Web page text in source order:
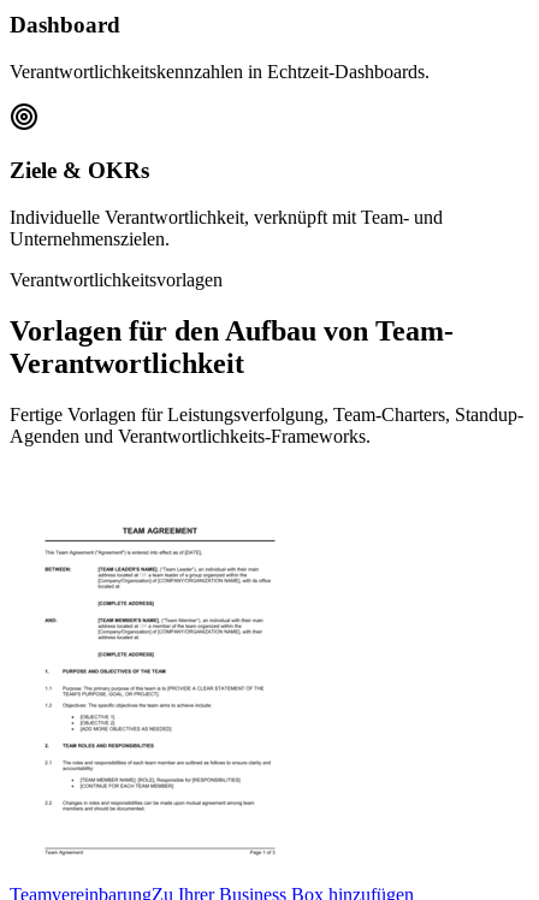
Dashboard
Verantwortlichkeitskennzahlen in Echtzeit-Dashboards.
Ziele & OKRs
Individuelle Verantwortlichkeit, verknüpft mit Team- und
Unternehmenszielen.
Verantwortlichkeitsvorlagen
Vorlagen für den Aufbau von Team-
Verantwortlichkeit
Fertige Vorlagen für Leistungsverfolgung, Team-Charters, Standup-
Agenden und Verantwortlichkeits-Frameworks.
TeamvereinbarungZu Ihrer Business Box hinzufügen